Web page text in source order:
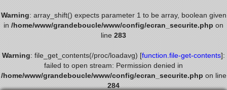
Warning: array_shift() expects parameter 1 to be array, boolean given
in /home/www/grandeboucle/www/config/ecran_securite.php on
line 283
Warning: file_get_contents(/proc/loadavg) [function.file-get-contents]:
failed to open stream: Permission denied in
/home/www/grandeboucle/www/config/ecran_securite.php on line
284